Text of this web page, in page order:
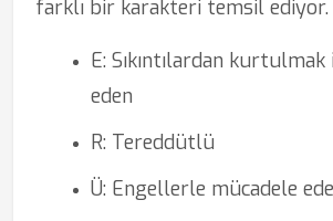
farklı bir karakteri temsil ediyor.
E: Sıkıntılardan
eden
R: Tereddütlü
Ü: Engellerle mücadele